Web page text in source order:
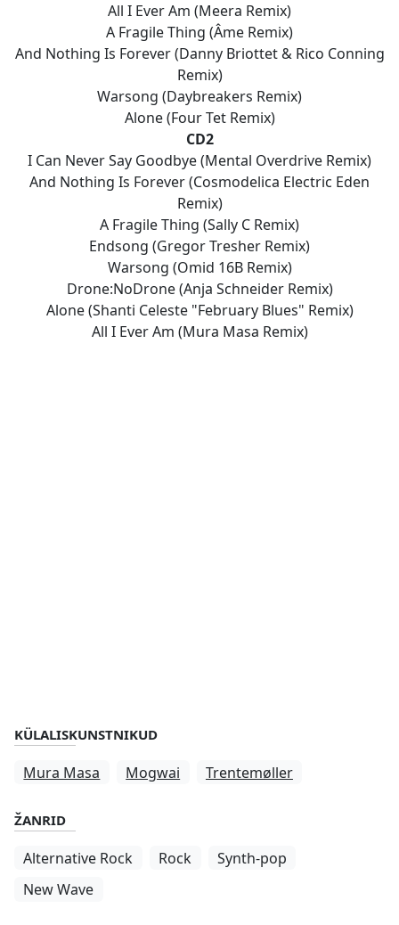
All I Ever Am (Meera Remix)
A Fragile Thing (Âme Remix)
And Nothing Is Forever (Danny Briottet & Rico Conning
Remix)
Warsong (Daybreakers Remix)
Alone (Four Tet Remix)
CD2
I Can Never Say Goodbye (Mental Overdrive Remix)
And Nothing Is Forever (Cosmodelica Electric Eden
Remix)
A Fragile Thing (Sally C Remix)
Endsong (Gregor Tresher Remix)
Warsong (Omid 16B Remix)
Drone:NoDrone (Anja Schneider Remix)
Alone (Shanti Celeste "February Blues" Remix)
All I Ever Am (Mura Masa Remix)
KÜLALISKUNSTNIKUD
Mura Masa Mogwai Trentemøller
ŽANRID
Alternative Rock Rock
Synth-pop
New Wave